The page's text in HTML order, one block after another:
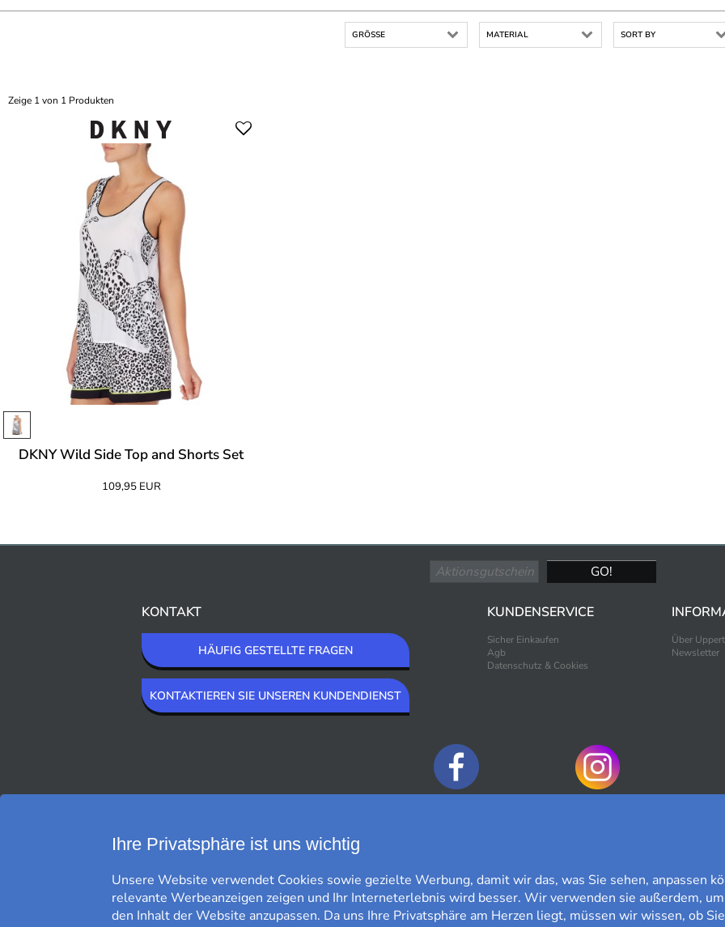
GRÖSSE MATERIAL SORT BY
Zeige 1 von 1 Produkten
DKNY Wild Side Top and Shorts Set
109,95 EUR
KONTAKT
HÄUFIG GESTELLTE FRAGEN
KONTAKTIEREN SIE UNSEREN KUNDENDIENST
KUNDENSERVICE
Sicher Einkaufen
Agb
Datenschutz & Cookies
Über
Newsletter
Ihre Privatsphäre ist uns wichtig
Unsere Website verwendet Cookies sowie gezielte Werbung, damit wir das, was Sie sehen, anpassen
relevante Werbeanzeigen zeigen und Ihr Interneterlebnis wird besser. Wir verwenden sie außerdem,
den Inhalt der Website anzupassen. Da uns Ihre Privatsphäre am Herzen liegt, müssen wir wissen, ob